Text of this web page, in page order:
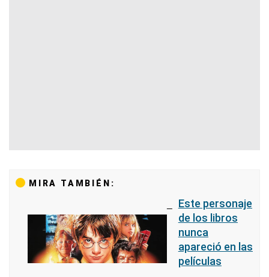
MIRA TAMBIÉN:
Este personaje
de los libros
nunca
apareció en las
películas